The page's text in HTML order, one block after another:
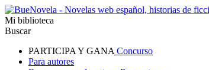
Mi biblioteca
Buscar
PARTICIPA Y GANA Concurso
Para autores